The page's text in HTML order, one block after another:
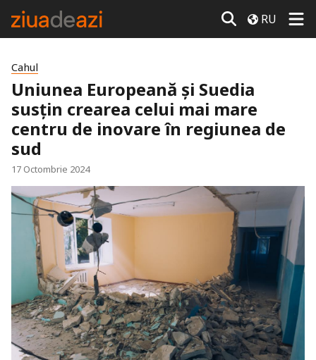
RU
Cahul
Uniunea Europeană și Suedia
susțin crearea celui mai mare
centru de inovare în regiunea de
sud
17 Octombrie 2024